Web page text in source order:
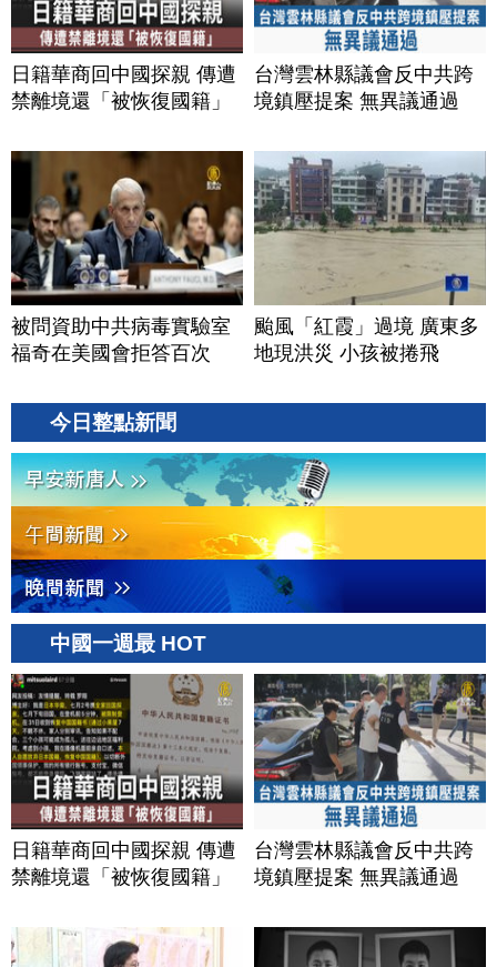
日籍華商回中國探親 傳遭
禁離境還「被恢復國籍」
台灣雲林縣議會反中共跨
境鎮壓提案 無異議通過
被問資助中共病毒實驗室
福奇在美國會拒答百次
颱風「紅霞」過境 廣東多
地現洪災 小孩被捲飛
今日整點新聞
中國一週最 HOT
日籍華商回中國探親 傳遭
禁離境還「被恢復國籍」
台灣雲林縣議會反中共跨
境鎮壓提案 無異議通過